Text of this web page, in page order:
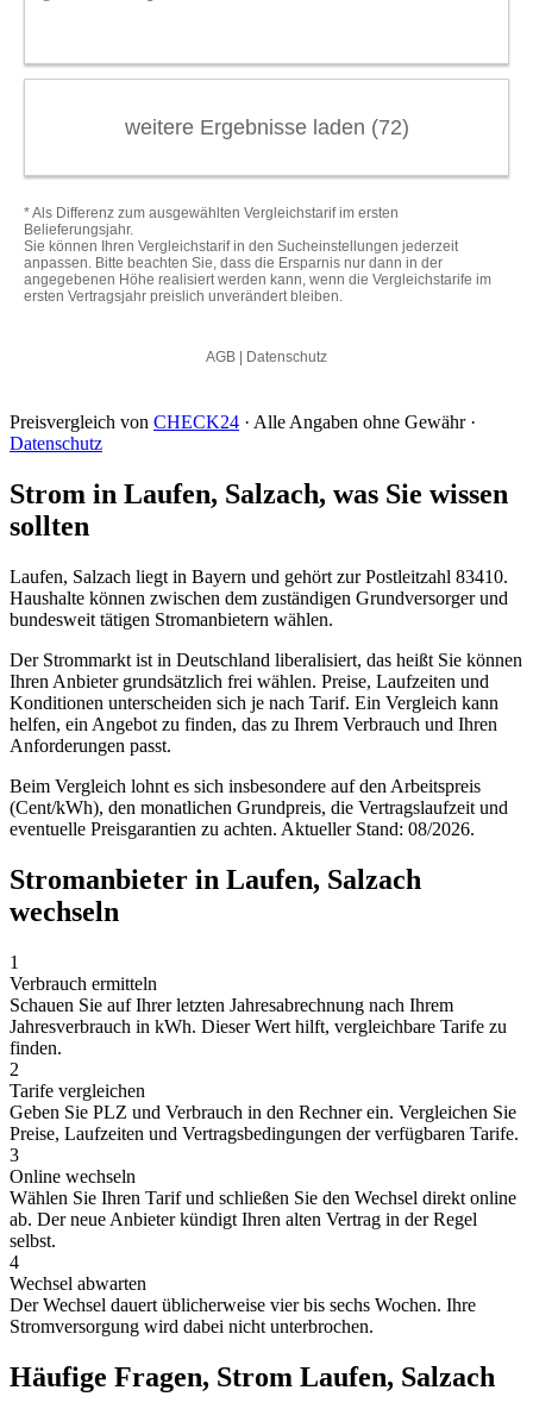
Preisvergleich von CHECK24 · Alle Angaben ohne Gewähr ·
Datenschutz
Strom in Laufen, Salzach, was Sie wissen
sollten
Laufen, Salzach liegt in Bayern und gehört zur Postleitzahl 83410.
Haushalte können zwischen dem zuständigen Grundversorger und
bundesweit tätigen Stromanbietern wählen.
Der Strommarkt ist in Deutschland liberalisiert, das heißt Sie können
Ihren Anbieter grundsätzlich frei wählen. Preise, Laufzeiten und
Konditionen unterscheiden sich je nach Tarif. Ein Vergleich kann
helfen, ein Angebot zu finden, das zu Ihrem Verbrauch und Ihren
Anforderungen passt.
Beim Vergleich lohnt es sich insbesondere auf den Arbeitspreis
(Cent/kWh), den monatlichen Grundpreis, die Vertragslaufzeit und
eventuelle Preisgarantien zu achten. Aktueller Stand: 08/2026.
Stromanbieter in Laufen, Salzach
wechseln
1
Verbrauch ermitteln
Schauen Sie auf Ihrer letzten Jahresabrechnung nach Ihrem
Jahresverbrauch in kWh. Dieser Wert hilft, vergleichbare Tarife zu
finden.
2
Tarife vergleichen
Geben Sie PLZ und Verbrauch in den Rechner ein. Vergleichen Sie
Preise, Laufzeiten und Vertragsbedingungen der verfügbaren Tarife.
3
Online wechseln
Wählen Sie Ihren Tarif und schließen Sie den Wechsel direkt online
ab. Der neue Anbieter kündigt Ihren alten Vertrag in der Regel
selbst.
4
Wechsel abwarten
Der Wechsel dauert üblicherweise vier bis sechs Wochen. Ihre
Stromversorgung wird dabei nicht unterbrochen.
Häufige Fragen, Strom Laufen, Salzach